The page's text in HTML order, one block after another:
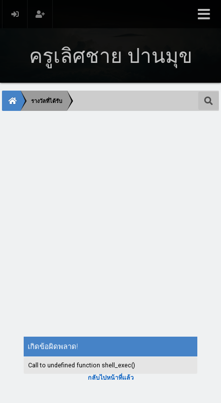
ครูเลิศชาย ปานมุข
รางวัลที่ได้รับ
เกิดข้อผิดพลาด!
Call to undefined function shell_exec()
กลับไปหน้าที่แล้ว